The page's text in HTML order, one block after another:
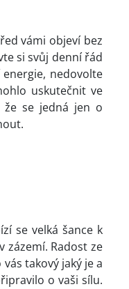
vámi objeví bez
si svůj denní řád
nedovolte
uskutečnit ve
že se jedná jen o
se velká šance k
zázemí. Radost ze
takový jaký je a
o vaši sílu.